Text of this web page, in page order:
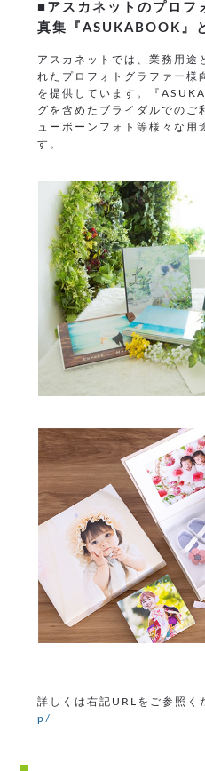
■アスカネットのプロフ
真集『ASUKABOOK』
アスカネットでは、業務用途
れたプロフォトグラファー様
を提供しています。『
グを含めたブライダルでのご
ューボーンフォト等様々な用
す。
詳しくは右記URLをご参照く
p/